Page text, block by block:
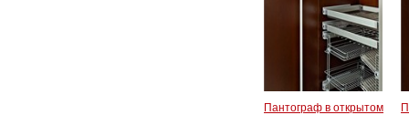
Пантограф в открытом